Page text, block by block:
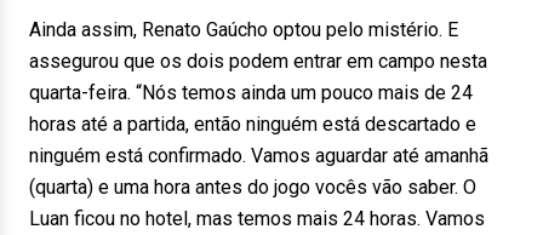
Ainda assim, Renato Gaúcho optou pelo mistério. E
assegurou que os dois podem entrar em campo nesta
quarta-feira. “Nós temos ainda um pouco mais de 24
horas até a partida, então ninguém está descartado e
ninguém está confirmado. Vamos aguardar até amanhã
(quarta) e uma hora antes do jogo vocês vão saber. O
Luan ficou no hotel, mas temos mais 24 horas. Vamos